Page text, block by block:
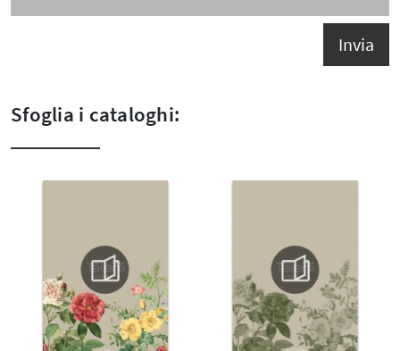
Invia
Sfoglia i cataloghi: